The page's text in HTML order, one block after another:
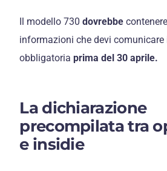
Il modello 730dovrebbe
informazioni che devi comunicare
obbligatoriaprima del 30 aprile.
La dichiarazione
precompilata tra
e insidie